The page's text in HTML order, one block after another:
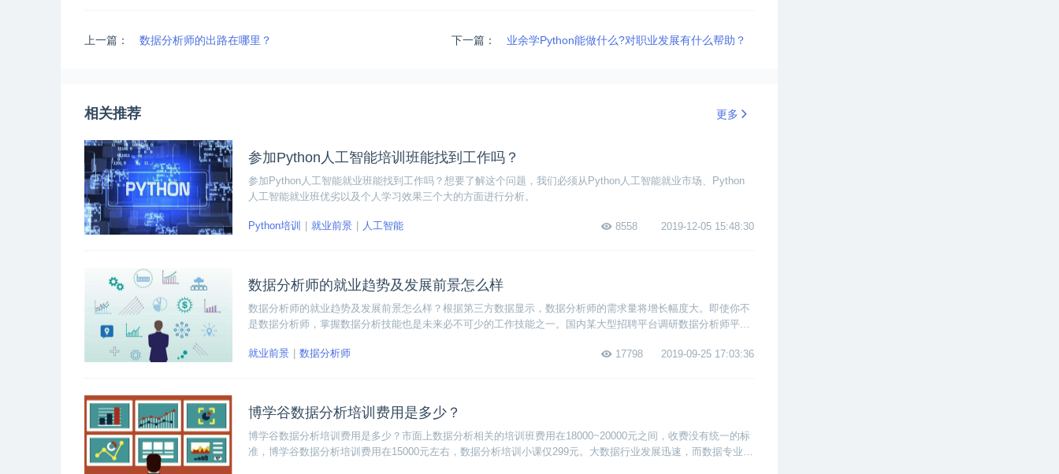
上一篇： 数据分析师的出路在哪里？ 下一篇： 业余学Python能做什么?对职业发展有什么帮助？
相关推荐 更多
参加Python人工智能培训班能找到工作吗？
参加Python人工智能就业班能找到工作吗？想要了解这个问题，我们必须从Python人工智能就业市场、Python
人工智能就业班优劣以及个人学习效果三个大的方面进行分析。
8558 2019-12-05 15:48:30
Python培训 就业前景 人工智能
数据分析师的就业趋势及发展前景怎么样
数据分析师的就业趋势及发展前景怎么样？根据第三方数据显示，数据分析师的需求量将增长幅度大。即使你不
是数据分析师，掌握数据分析技能也是未来必不可少的工作技能之一。国内某大型招聘平台调研数据分析师平均
17798
2019-09-25 17:03:36
就业前景 数据分析师
博学谷数据分析培训费用是多少？
博学谷数据分析培训费用是多少？市面上数据分析相关的培训班费用在18000~20000元之间，收费没有统一的标
准，博学谷数据分析培训费用在15000元左右，数据分析培训小课仅299元。大数据行业发展迅速，而数据专业人